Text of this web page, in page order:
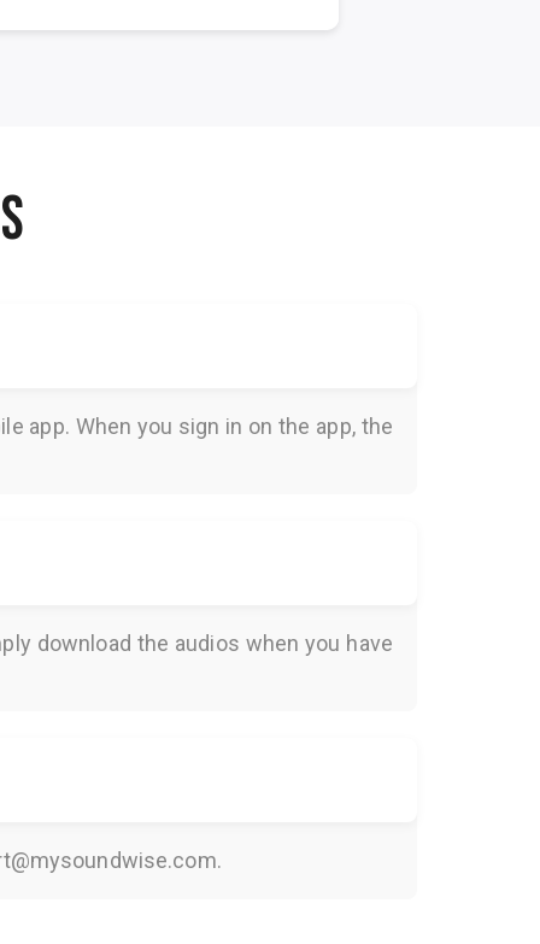
app. When you sign in on the app, the
download the audios when you have
.